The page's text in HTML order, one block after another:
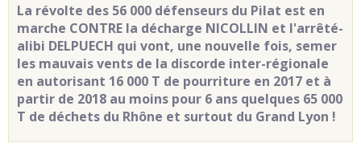
La révolte des 56 000 défenseurs du Pilat est en
marche CONTRE la décharge NICOLLIN et l'arrêté-
alibi DELPUECH qui vont, une nouvelle fois, semer
les mauvais vents de la discorde inter-régionale
en autorisant 16 000 T de pourriture en 2017 et à
partir de 2018 au moins pour 6 ans quelques 65 000
T de déchets du Rhône et surtout du Grand Lyon !